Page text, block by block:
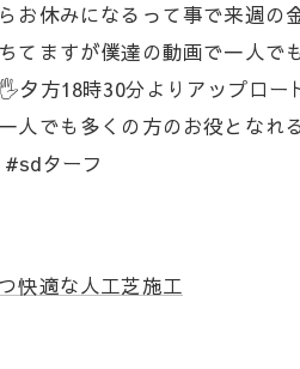
お休みになるって事で来週
てますが僕達の動画で一人で
夕方18時30分よりアップロー
人でも多くの方のお役となれ
ターフ
快適な人工芝施工